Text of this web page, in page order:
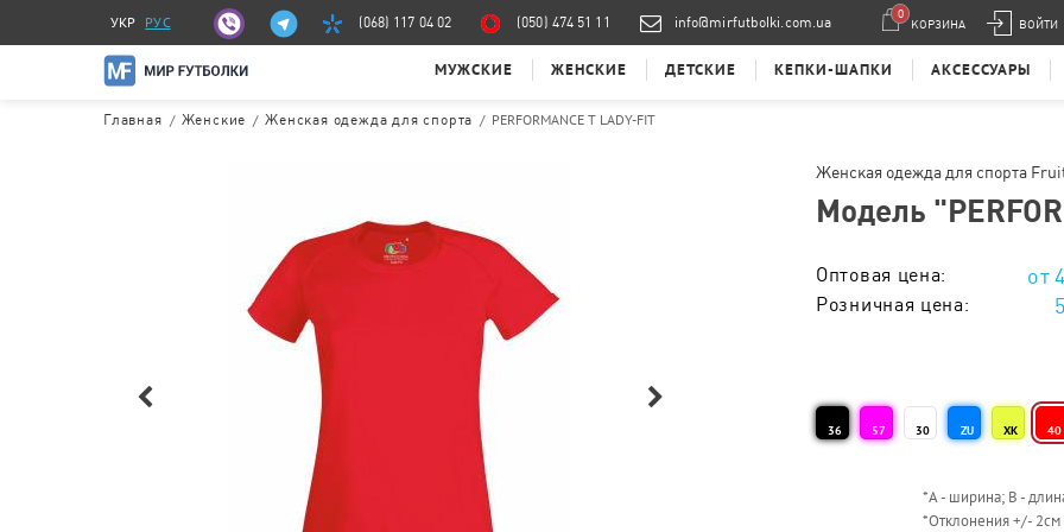
УКР РУС (068) 117 04 02 (050) 474 51 11 info@mirfutbolki.com.ua ВОЙТИ
0
КОРЗИНА
МУЖСКИЕ ЖЕНСКИЕ ДЕТСКИЕ КЕПКИ-ШАПКИ АКСЕССУАРЫ
Главная / Женские /Женская одежда для спорта / PERFORMANCE T LADY-FIT
Женская одежда для спорта
Модель "
Оптовая цена:
Розничная цена:
Тираж 6 - 10 шт. :
Тираж 11 - 20 шт. :
36 57 30 ZU XK 40
*А - ширина; B -
*Отклонения +/- 2см